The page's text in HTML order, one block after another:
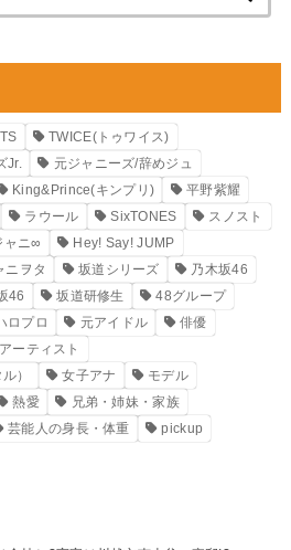
索:
TWICE(トゥワイス)
Jr.
元ジャニーズ/辞めジュ
King&Prince(キンプリ)
平野紫耀
ラウール SixTONES
スノスト
ャニ∞
Hey! Say! JUMP
ニヲタ 坂道シリーズ
乃木坂46
46 坂道研修生
48グループ
ロプロ 元アイドル
俳優
ーティスト
）
女子アナ
モデル
熱愛
兄弟・姉妹・家族
芸能人の身長・体重 pickup